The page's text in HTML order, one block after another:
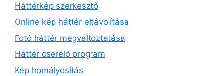
Háttérkép szerkesztő
Online kép háttér eltávolítása
Fotó háttér megváltoztatása
Háttér cserélő program
Kép homályosítás